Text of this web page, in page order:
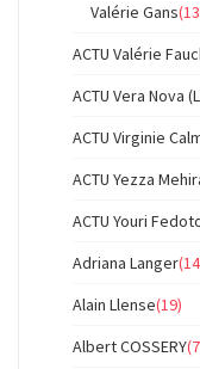
Valérie Gans
ACTU Valérie
ACTU Vera Nova
ACTU Virginie
ACTU Yezza
ACTU Youri
Adriana Langer
Alain Llense(19)
Albert COSSERY